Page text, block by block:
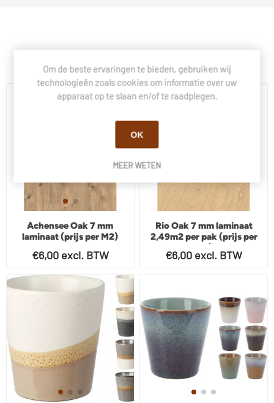
Achensee Oak 7 mm
laminaat (prijs per M2)
€6,00 excl. BTW
Rio Oak 7 mm laminaat
2,49m2 per pak (prijs per
m2)
€6,00 excl. BTW
Om de beste ervaringen te bieden, gebruiken wij
technologieën zoals cookies om informatie over uw
apparaat op te slaan en/of te raadplegen.
OK
MEER WETEN